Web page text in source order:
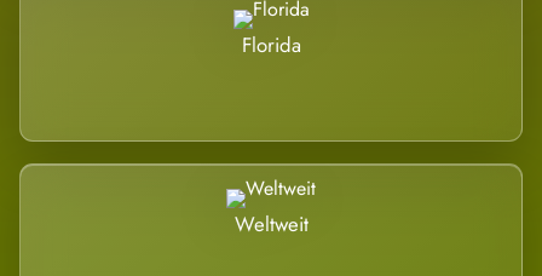
Florida
Weltweit